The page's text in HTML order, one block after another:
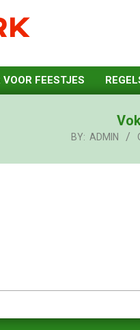
VOOR FEESTJES
BY: ADMIN